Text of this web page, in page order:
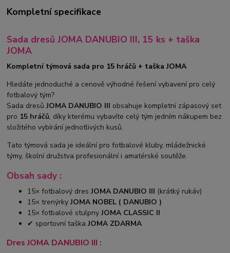
Kompletní specifikace
Sada dresů JOMA DANUBIO III, 15 ks + taška
JOMA
Kompletní týmová sada pro 15 hráčů + taška JOMA
Hledáte jednoduché a cenově výhodné řešení vybavení pro celý
fotbalový tým?
Sada dresůJOMA DANUBIO III obsahuje kompletní zápasový set
pro 15 hráčů, díky kterému vybavíte celý tým jedním nákupem bez
složitého vybírání jednotlivých kusů.
Tato týmová sada je ideální pro fotbalové kluby, mládežnické
týmy, školní družstva profesionální i amatérské soutěže.
Obsah sady :
15× fotbalový dresJOMA DANUBIO III (krátký rukáv)
15× trenýrkyJOMA NOBEL ( DANUBIO )
15× fotbalové stulpnyJOMA CLASSIC II
✔ sportovní taškaJOMA ZDARMA
Dres JOMA DANUBIO III :